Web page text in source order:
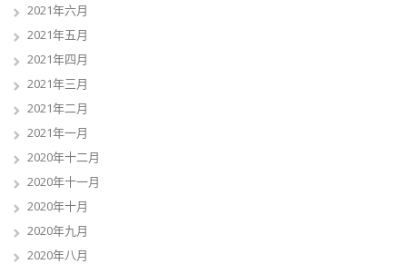
2021年六月
2021年五月
2021年四月
2021年三月
2021年二月
2021年一月
2020年十二月
2020年十一月
2020年十月
2020年九月
2020年八月